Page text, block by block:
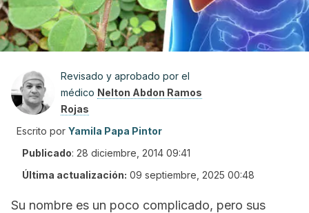
Revisado y aprobado por el
médico Nelton Abdon Ramos
Rojas
Escrito por Yamila Papa Pintor
Publicado: 28 diciembre, 2014 09:41
Última actualización: 09 septiembre, 2025 00:48
Su nombre es un poco complicado, pero sus